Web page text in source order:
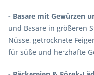
- Basare mit Gewürzen
und Basare in größeren
Nüsse, getrocknete
für süße und herzhafte